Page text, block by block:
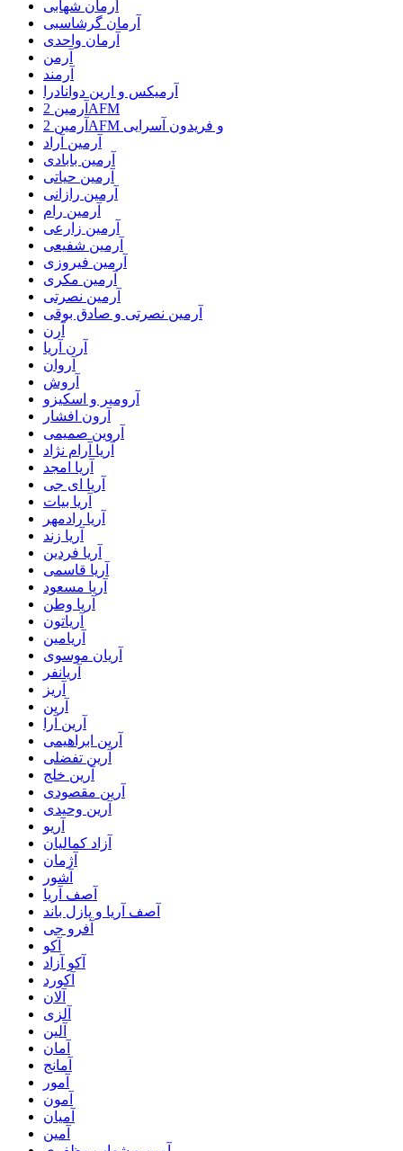
آرمان شهابی
آرمان گرشاسبی
آرمان واحدی
آرمن
آرمند
آرمیکس و ارین دوانادرا
آرمین 2AFM
آرمین 2AFM و فریدون آسرایی
آرمین آراد
آرمین بابادی
آرمین حیاتی
آرمین رازانی
آرمین رام
آرمین زارعی
آرمین شفیعی
آرمین فیروزی
آرمین مکری
آرمین نصرتی
آرمین نصرتی و صادق بوقی
آرن
آرن آریا
آروان
آروش
آرومیر و اسکیزو
آرون افشار
آروین صمیمی
آریا آرام نژاد
آریا امجد
آریا ای جی
آریا بیات
آریا رادمهر
آریا زند
آریا فردین
آریا قاسمی
آریا مسعود
آریا وطن
آریاتون
آریامین
آریان موسوی
آریانفر
آریز
آرین
آرین آرا
آرین ابراهیمی
آرین تفضلی
آرین خلج
آرین مقصودی
آرین وحیدی
آریو
آزاد کمالیان
آژمان
آشور
آصف آریا
آصف آریا و پازل باند
آفرو جی
آکو
آکو آزاد
آکورد
آلان
آلزی
آلین
آمان
آمانج
آمور
آمون
آمیان
آمین